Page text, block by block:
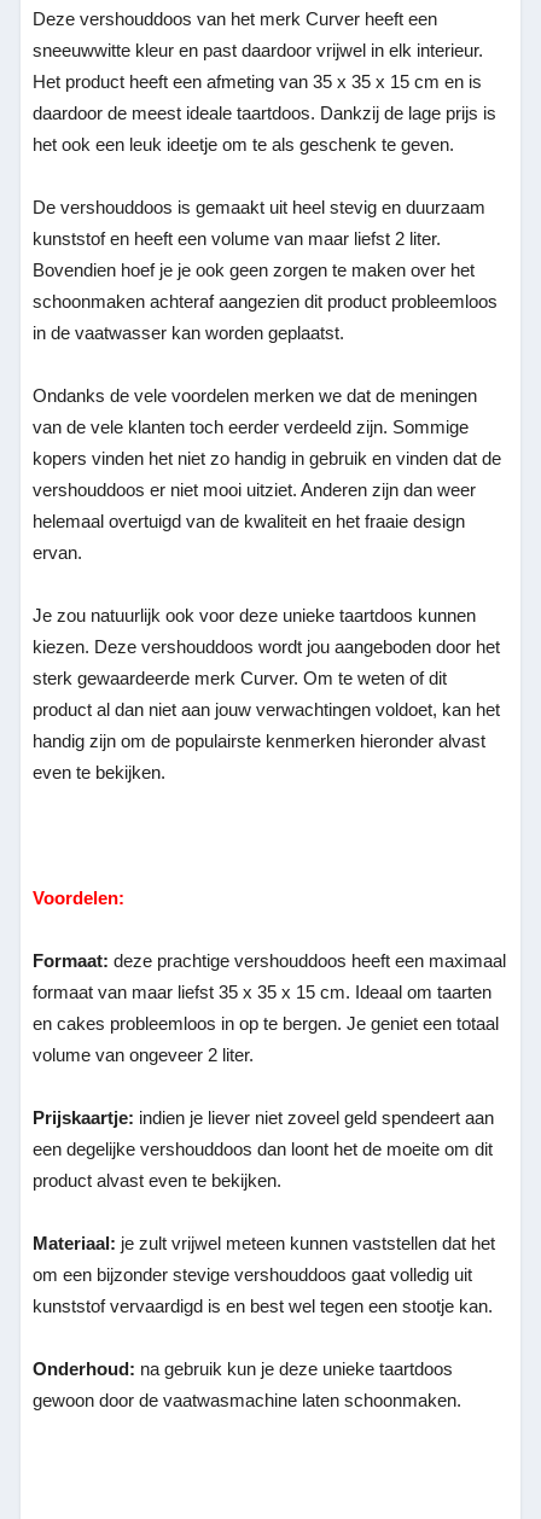
Deze vershouddoos van het merk Curver heeft een
sneeuwwitte kleur en past daardoor vrijwel in elk interieur.
Het product heeft een afmeting van 35 x 35 x 15 cm en is
daardoor de meest ideale taartdoos. Dankzij de lage prijs is
het ook een leuk ideetje om te als geschenk te geven.
De vershouddoos is gemaakt uit heel stevig en duurzaam
kunststof en heeft een volume van maar liefst 2 liter.
Bovendien hoef je je ook geen zorgen te maken over het
schoonmaken achteraf aangezien dit product probleemloos
in de vaatwasser kan worden geplaatst.
Ondanks de vele voordelen merken we dat de meningen
van de vele klanten toch eerder verdeeld zijn. Sommige
kopers vinden het niet zo handig in gebruik en vinden dat de
vershouddoos er niet mooi uitziet. Anderen zijn dan weer
helemaal overtuigd van de kwaliteit en het fraaie design
ervan.
Je zou natuurlijk ook voor deze unieke taartdoos kunnen
kiezen. Deze vershouddoos wordt jou aangeboden door het
sterk gewaardeerde merk Curver. Om te weten of dit
product al dan niet aan jouw verwachtingen voldoet, kan het
handig zijn om de populairste kenmerken hieronder alvast
even te bekijken.
Voordelen:
Formaat: deze prachtige vershouddoos heeft een maximaal
formaat van maar liefst 35 x 35 x 15 cm. Ideaal om taarten
en cakes probleemloos in op te bergen. Je geniet een totaal
volume van ongeveer 2 liter.
Prijskaartje: indien je liever niet zoveel geld spendeert aan
een degelijke vershouddoos dan loont het de moeite om dit
product alvast even te bekijken.
Materiaal: je zult vrijwel meteen kunnen vaststellen dat het
om een bijzonder stevige vershouddoos gaat volledig uit
kunststof vervaardigd is en best wel tegen een stootje kan.
Onderhoud: na gebruik kun je deze unieke taartdoos
gewoon door de vaatwasmachine laten schoonmaken.